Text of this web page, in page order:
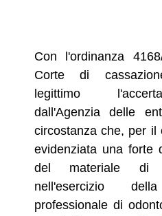
Con l'ordinanza
Corte di
legittimo
dall'Agenzia delle
circostanza che, per il
evidenziata una forte
del materiale di
nell'esercizio
professionale di